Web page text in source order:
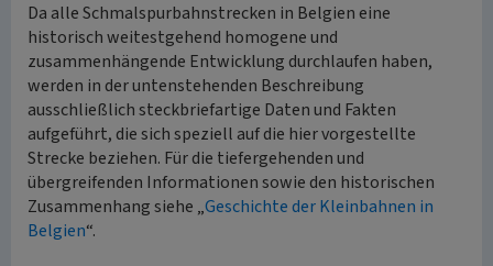
Da alle Schmalspurbahnstrecken in Belgien eine
historisch weitestgehend homogene und
zusammenhängende Entwicklung durchlaufen haben,
werden in der untenstehenden Beschreibung
ausschließlich steckbriefartige Daten und Fakten
aufgeführt, die sich speziell auf die hier vorgestellte
Strecke beziehen. Für die tiefergehenden und
übergreifenden Informationen sowie den historischen
Zusammenhang siehe „Geschichte der Kleinbahnen in
Belgien“.